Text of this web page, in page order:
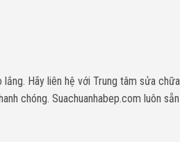
Hãy liên hệ với Trung tâm sửa chữa
chóng. Suachuanhabep.com luôn sẵn